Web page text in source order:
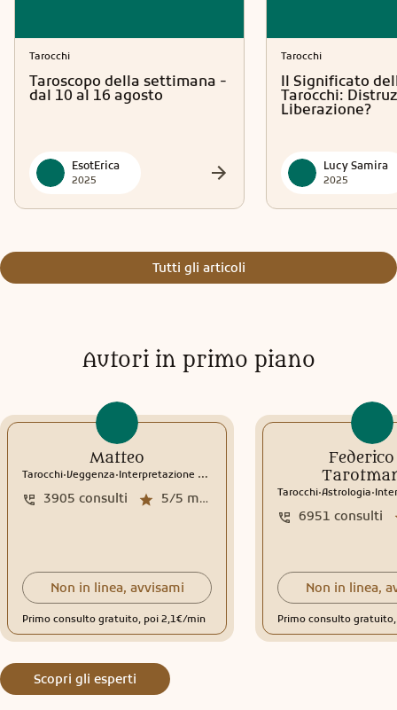
Tarocchi
Taroscopo della settimana -
dal 10 al 16 agosto
EsotErica
2025
Tarocchi
Il Significato
Tarocchi:
Liberazione?
Lucy Samira
2025
Tutti gli articoli
Autori in primo piano
Matteo
Tarocchi.Veggenza.Interpretazione sogni
5/5 media recensioni
3905 consulti
Non in linea, avvisami
Primo consulto gratuito, poi 2,1€/min
Tarocchi.Astrologia.
6951 consulti
Non in linea,
Primo consulto
Scopri gli esperti